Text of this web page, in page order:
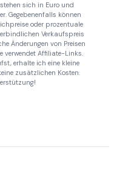
sich in Euro und
Gegebenenfalls können
oder prozentuale
Verkaufspreis
Änderungen von Preisen
verwendet Affiliate-Links.
erhalte ich eine kleine
zusätzlichen Kosten.